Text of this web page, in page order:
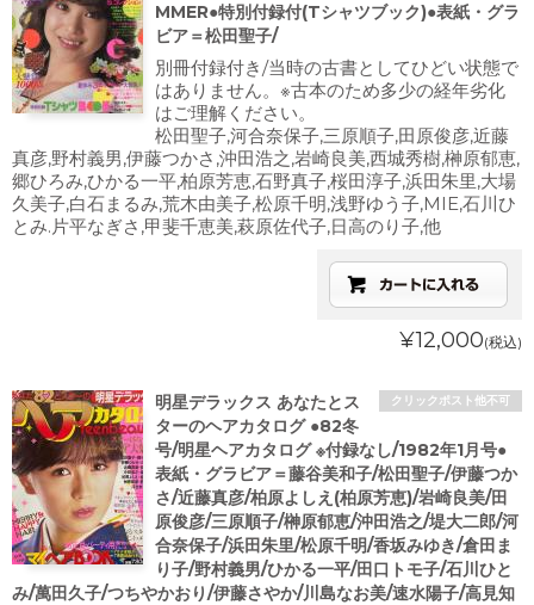
MMER●特別付録付(Tシャツブック)●表紙・グラ
ビア＝松田聖子/
別冊付録付き/当時の古書としてひどい状態で
はありません。※古本のため多少の経年劣化
はご理解ください。
松田聖子,河合奈保子,三原順子,田原俊彦,近藤
真彦,野村義男,伊藤つかさ,沖田浩之,岩崎良美,西城秀樹,榊原郁恵,
郷ひろみ,ひかる一平,柏原芳恵,石野真子,桜田淳子,浜田朱里,大場
久美子,白石まるみ,荒木由美子,松原千明,浅野ゆう子,MIE,石川ひ
とみ.片平なぎさ,甲斐千恵美,萩原佐代子,日高のり子,他
¥12,000(税込)
クリックポスト他不可
明星デラックス あなたとス
ターのヘアカタログ ●82冬
号/明星ヘアカタログ ※付録なし/1982年1月号●
表紙・グラビア＝藤谷美和子/松田聖子/伊藤つか
さ/近藤真彦/柏原よしえ(柏原芳恵)/岩崎良美/田
原俊彦/三原順子/榊原郁恵/沖田浩之/堤大二郎/河
合奈保子/浜田朱里/松原千明/香坂みゆき/倉田ま
り子/野村義男/ひかる一平/田口トモ子/石川ひと
み/萬田久子/つちやかおり/伊藤さやか/川島なお美/速水陽子/高見知